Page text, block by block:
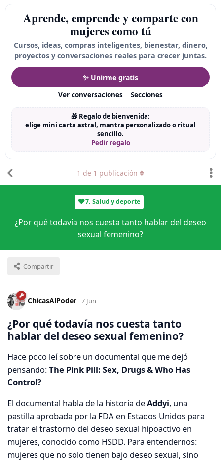
Aprende, emprende y comparte con
mujeres como tú
Cursos, ideas, compras inteligentes, bienestar, dinero,
proyectos y conversaciones reales para crecer juntas.
✨ Unirme gratis
Ver conversaciones Secciones
🎁 Regalo de bienvenida:
elige mini carta astral, mantra personalizado o ritual
sencillo.
Pedir regalo
7. Salud y deporte
¿Por qué todavía nos cuesta tanto hablar del deseo
sexual femenino?
Compartir
1 de 1 publicación
ChicasAlPoder 7 Jun
¿Por qué todavía nos cuesta tanto
hablar del deseo sexual femenino?
Hace poco leí sobre un documental que me dejó
pensando:The Pink Pill: Sex, Drugs & Who Has
Control?
El documental habla de la historia deAddyi, una
pastilla aprobada por la FDA en Estados Unidos para
tratar el trastorno del deseo sexual hipoactivo en
mujeres, conocido como HSDD. Para entendernos:
mujeres que no solo tienen bajo deseo sexual, sino